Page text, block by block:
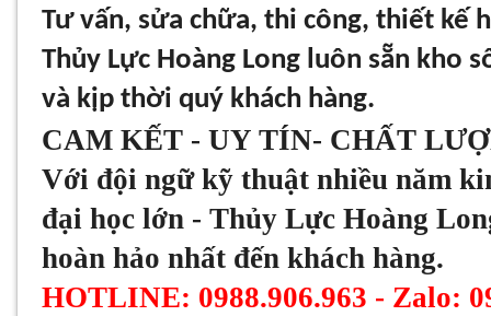
Tư vấn, sửa chữa, thi công, thiết kế
Thủy Lực Hoàng Long luôn sẵn kho
và kịp thời quý khách hàng.
CAM KẾT - UY TÍN- CHẤT
Với đội ngữ kỹ thuật nhiều năm
đại học lớn - Thủy Lực Hoàng
hoàn hảo nhất đến khách hàng.
HOTLINE: 0988.906.963 - Zalo: